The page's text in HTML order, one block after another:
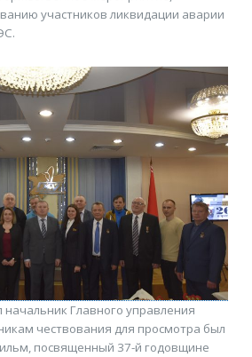
участников ликвидации аварии
Главного управления
чествования для просмотра был
посвященный 37-й годовщине